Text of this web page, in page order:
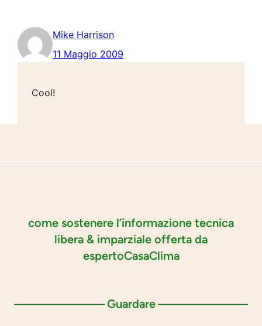
Mike Harrison
11 Maggio 2009
Cool!
come sostenere l’informazione tecnica
libera & imparziale offerta da
espertoCasaClima
Guardare